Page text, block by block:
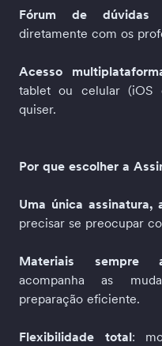
Fórum de dúvidas
diretamente com os
Acesso
tablet ou celular (iOS
quiser.
Por que escolher a
Uma única assinatura,
precisar se preocupar
Materiais sempre
acompanha as
preparação eficiente.
Flexibilidade total: